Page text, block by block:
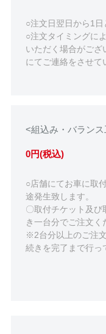
○注文日翌日から1日
○注文タイミングに
いただく場合がござ
にてご連絡をさせて
<組込み・バランス
0円(税込)
○店舗にてお車に取
途発生致します。
〇取付チケット及び
き一台分でご注文く
※2台分以上のご注
続きを完了まで行っ